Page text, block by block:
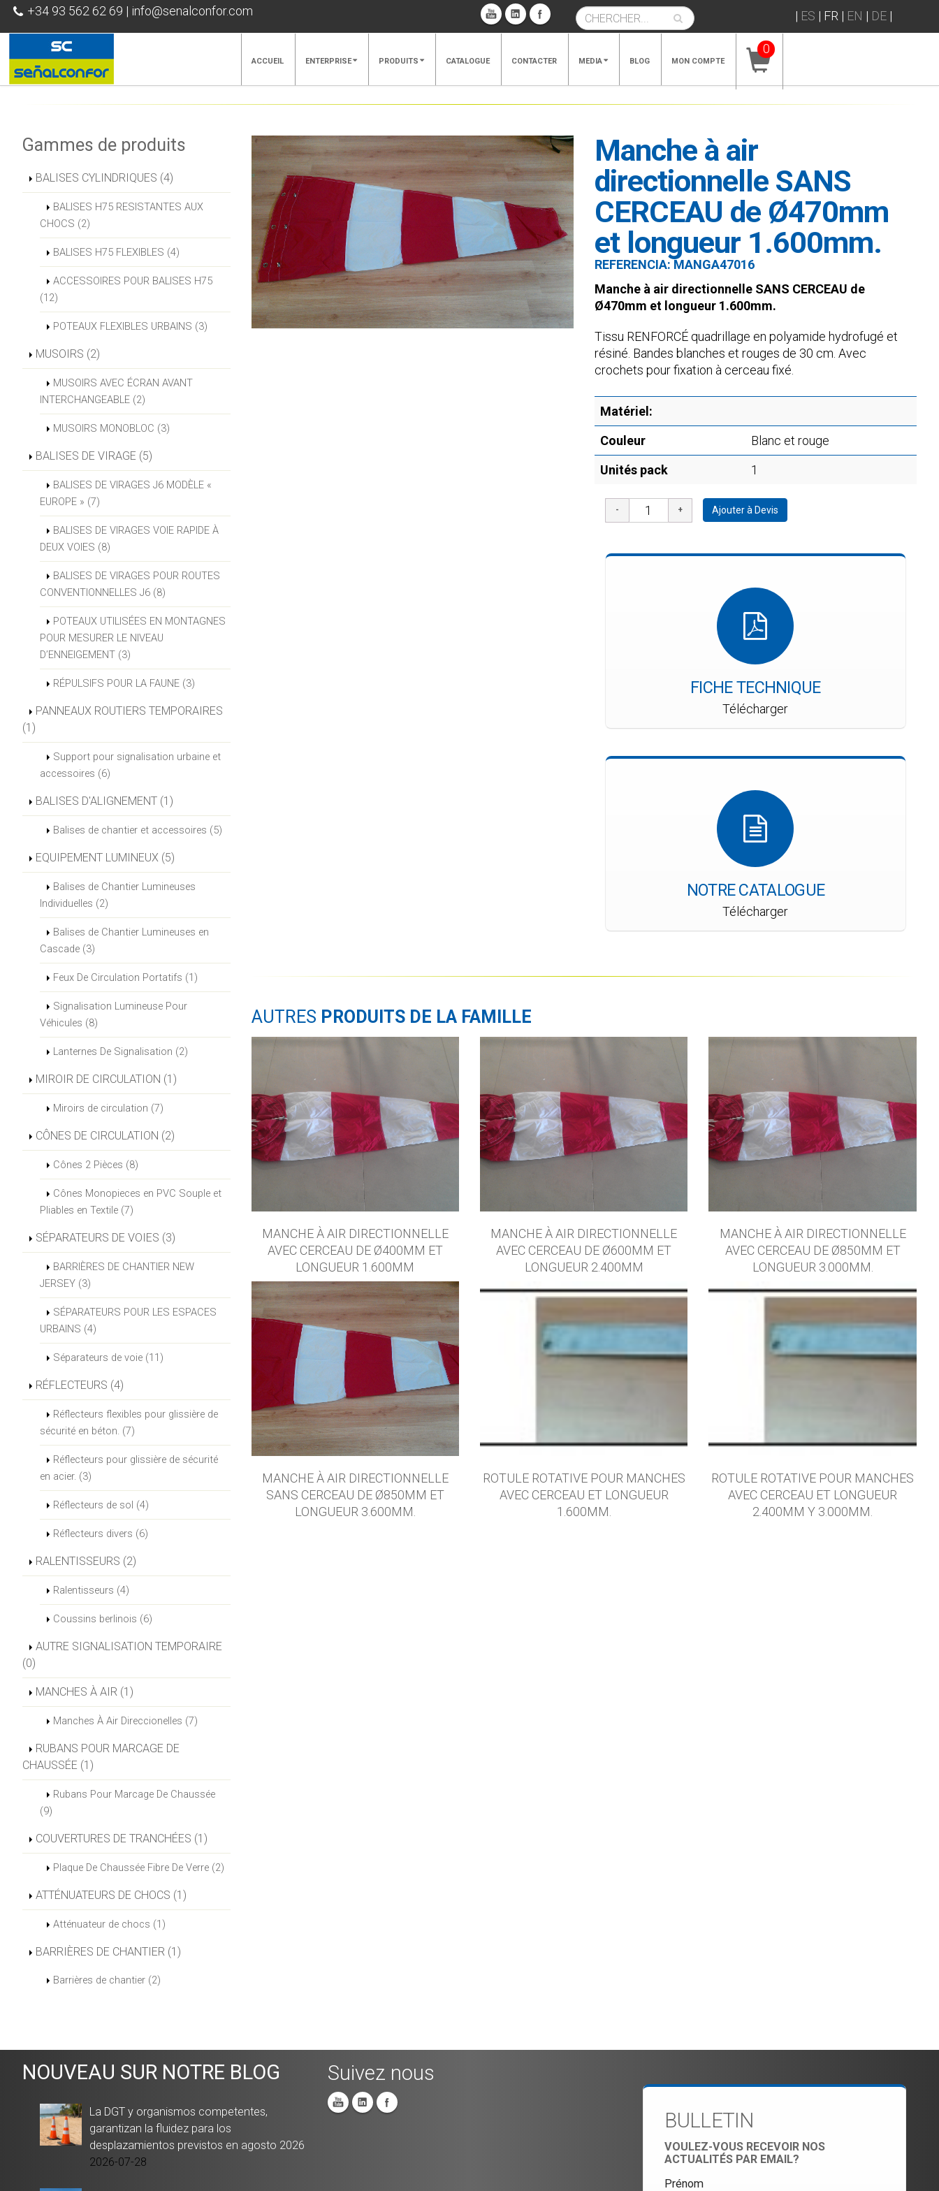
+34 93 562 62 69 | info@senalconfor.com | ES | FR | EN | DE|
ACCUEIL ENTERPRISE PRODUITS CATALOGUE CONTACTER MEDIA BLOG MON COMPTE
0
Gammes de produits
BALISES CYLINDRIQUES (4)
BALISES H75 RESISTANTES AUX
CHOCS (2)
BALISES H75 FLEXIBLES (4)
ACCESSOIRES POUR BALISES H75
(12)
POTEAUX FLEXIBLES URBAINS (3)
MUSOIRS (2)
MUSOIRS AVEC ÉCRAN AVANT
INTERCHANGEABLE (2)
MUSOIRS MONOBLOC (3)
BALISES DE VIRAGE (5)
BALISES DE VIRAGES J6 MODÈLE «
EUROPE » (7)
BALISES DE VIRAGES VOIE RAPIDE À
DEUX VOIES (8)
BALISES DE VIRAGES POUR ROUTES
CONVENTIONNELLES J6 (8)
POTEAUX UTILISÉES EN MONTAGNES
POUR MESURER LE NIVEAU
D’ENNEIGEMENT (3)
RÉPULSIFS POUR LA FAUNE (3)
PANNEAUX ROUTIERS TEMPORAIRES
(1)
Support pour signalisation urbaine et
accessoires (6)
BALISES D'ALIGNEMENT (1)
Balises de chantier et accessoires (5)
EQUIPEMENT LUMINEUX (5)
Balises de Chantier Lumineuses
Individuelles (2)
Balises de Chantier Lumineuses en
Cascade (3)
Feux De Circulation Portatifs (1)
Signalisation Lumineuse Pour
Véhicules (8)
Lanternes De Signalisation (2)
MIROIR DE CIRCULATION (1)
Miroirs de circulation (7)
CÔNES DE CIRCULATION (2)
Cônes 2 Pièces (8)
Cônes Monopieces en PVC Souple et
Pliables en Textile (7)
SÉPARATEURS DE VOIES (3)
BARRIÈRES DE CHANTIER NEW
JERSEY (3)
SÉPARATEURS POUR LES ESPACES
URBAINS (4)
Séparateurs de voie (11)
RÉFLECTEURS (4)
Réflecteurs flexibles pour glissière de
sécurité en béton. (7)
Réflecteurs pour glissière de sécurité
en acier. (3)
Réflecteurs de sol (4)
Réflecteurs divers (6)
RALENTISSEURS (2)
Ralentisseurs (4)
Coussins berlinois (6)
AUTRE SIGNALISATION TEMPORAIRE
(0)
MANCHES À AIR (1)
Manches À Air Direccionelles (7)
RUBANS POUR MARCAGE DE
CHAUSSÉE (1)
Rubans Pour Marcage De Chaussée
(9)
COUVERTURES DE TRANCHÉES (1)
Plaque De Chaussée Fibre De Verre (2)
ATTÉNUATEURS DE CHOCS (1)
Atténuateur de chocs (1)
BARRIÈRES DE CHANTIER (1)
Barrières de chantier (2)
Manche à air
directionnelle SANS
CERCEAU de Ø470mm
et longueur 1.600mm.
REFERENCIA: MANGA47016
Manche à air directionnelle SANS CERCEAU de
Ø470mm et longueur 1.600mm.
Tissu RENFORCÉ quadrillage en polyamide hydrofugé et
résiné. Bandes blanches et rouges de 30 cm. Avec
crochets pour fixation à cerceau fixé.
Matériel:
Couleur
Blanc et rouge
Unités pack
1
Ajouter à Devis
FICHE TECHNIQUE
Télécharger
NOTRE CATALOGUE
Télécharger
AUTRES PRODUITS DE LA FAMILLE
MANCHE À AIR DIRECTIONNELLE
AVEC CERCEAU DE Ø400MM ET
LONGUEUR 1.600MM
MANCHE À AIR DIRECTIONNELLE
AVEC CERCEAU DE Ø600MM ET
LONGUEUR 2.400MM
MANCHE À AIR DIRECTIONNELLE
AVEC CERCEAU DE Ø850MM ET
LONGUEUR 3.000MM.
MANCHE À AIR DIRECTIONNELLE
SANS CERCEAU DE Ø850MM ET
LONGUEUR 3.600MM.
ROTULE ROTATIVE POUR MANCHES
AVEC CERCEAU ET LONGUEUR
1.600MM.
ROTULE ROTATIVE POUR MANCHES
AVEC CERCEAU ET LONGUEUR
2.400MM Y 3.000MM.
NOUVEAU SUR NOTRE BLOG
La DGT y organismos competentes,
garantizan la fluidez para los
desplazamientos previstos en agosto 2026
2026-07-28
Suivez nous
BULLETIN
VOULEZ-VOUS RECEVOIR NOS
ACTUALITÉS PAR EMAIL?
Prénom